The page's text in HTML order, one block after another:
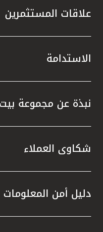
علاقات المستثمرين
الاستدامة
نبذة عن مجموعة
شكاوى العملاء
دليل أمن المعلومات